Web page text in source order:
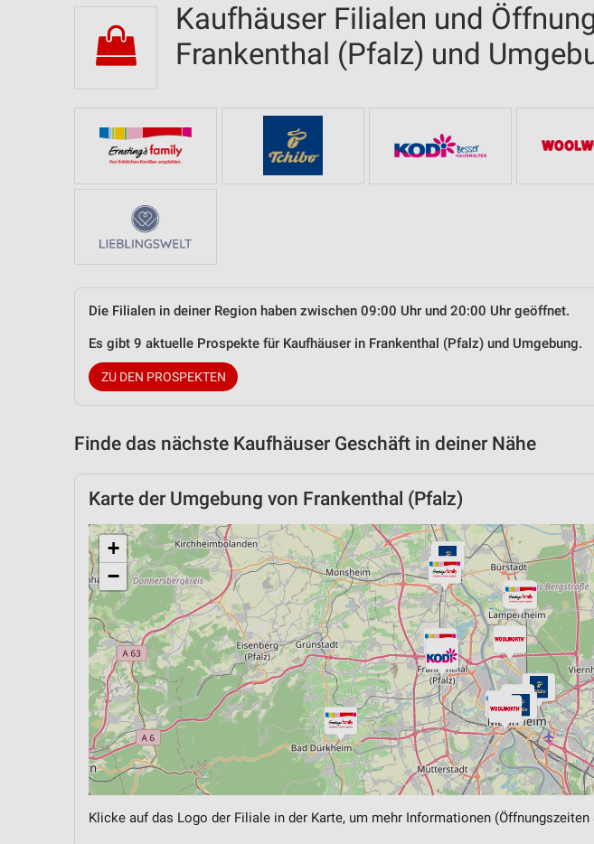
Kaufhäuser Filialen und
Frankenthal (Pfalz) und
Die Filialen in deiner Region haben zwischen 09:00 Uhr und 20:00 Uhr geöffnet.
Es gibt 9 aktuelle Prospekte für Kaufhäuser in Frankenthal (Pfalz) und Umgebung.
ZU DEN PROSPEKTEN
Finde das nächste Kaufhäuser Geschäft in deiner Nähe
Karte der Umgebung von Frankenthal (Pfalz)
+
−
Klicke auf das Logo der Filiale in der Karte, um mehr Informationen (Öffnungszeiten